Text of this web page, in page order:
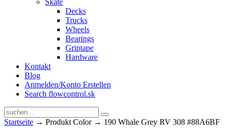
Skate
Decks
Trucks
Wheels
Bearings
Griptape
Hardware
Kontakt
Blog
Anmelden/Konto Erstellen
Search flowcontrol.sk
Startseite → Produkt Color → 190 Whale Grey RV 308 #88A6BF